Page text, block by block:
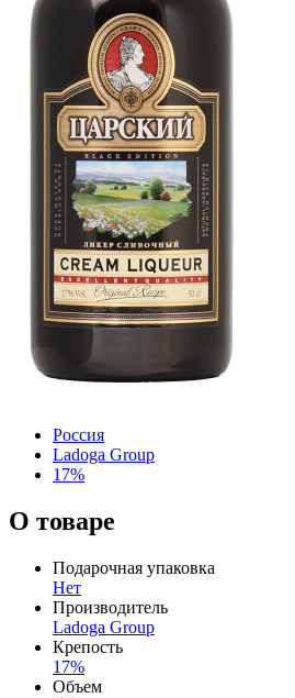
Россия
Ladoga Group
17%
О товаре
Подарочная упаковка
Нет
Производитель
Ladoga Group
Крепость
17%
Объем